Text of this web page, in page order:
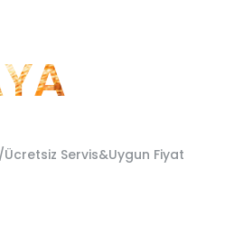
Ücretsiz Servis&Uygun Fiyat